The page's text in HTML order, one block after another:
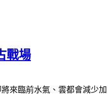
戰場
來臨前水氣、雲都會減少加